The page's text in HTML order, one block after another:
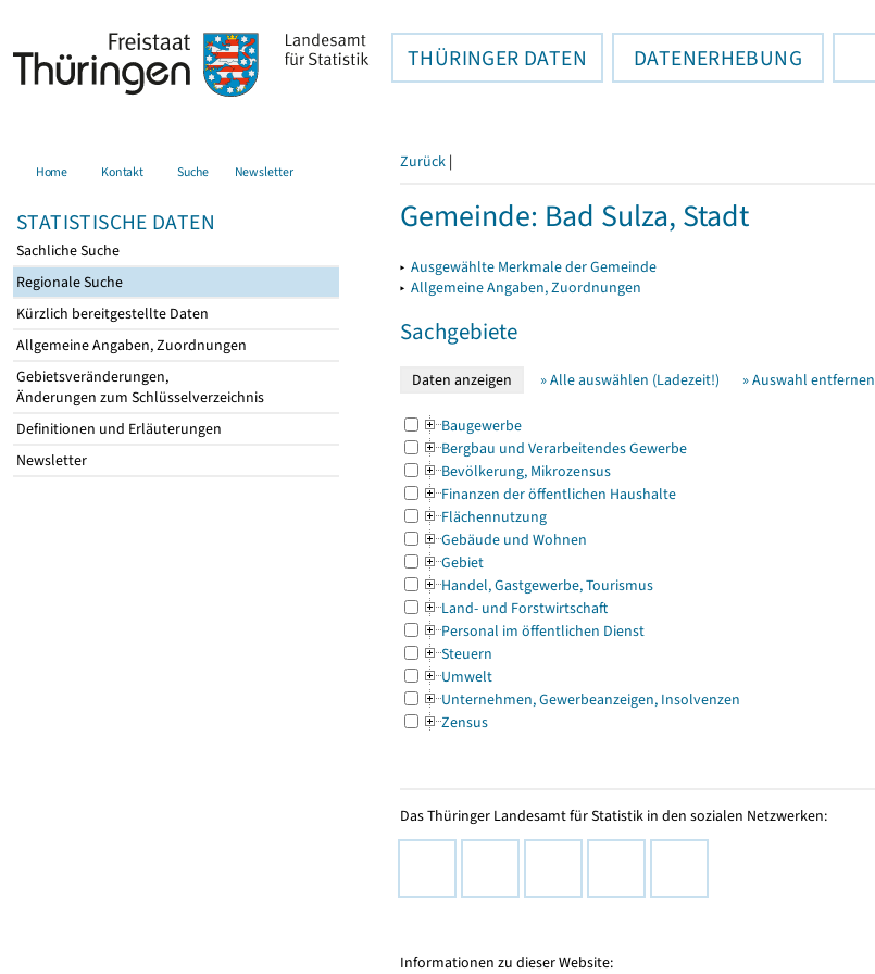
THÜRINGER DATEN DATENERHEBUNG
Home Kontakt Suche Newsletter
STATISTISCHE DATEN
Sachliche Suche
Regionale Suche
Kürzlich bereitgestellte Daten
Allgemeine Angaben, Zuordnungen
Gebietsveränderungen,
Änderungen zum Schlüsselverzeichnis
Definitionen und Erläuterungen
Newsletter
Zurück |
Gemeinde: Bad Sulza, Stadt
▸ Ausgewählte Merkmale der Gemeinde
▸ Allgemeine Angaben, Zuordnungen
Sachgebiete
» Alle auswählen (Ladezeit!) » Auswahl entfernen
Baugewerbe
Bergbau und Verarbeitendes Gewerbe
Bevölkerung, Mikrozensus
Finanzen der öffentlichen Haushalte
Flächennutzung
Gebäude und Wohnen
Gebiet
Handel, Gastgewerbe, Tourismus
Land- und Forstwirtschaft
Personal im öffentlichen Dienst
Steuern
Umwelt
Unternehmen, Gewerbeanzeigen, Insolvenzen
Zensus
Das Thüringer Landesamt für Statistik in den sozialen Netzwerken:
Informationen zu dieser Website: